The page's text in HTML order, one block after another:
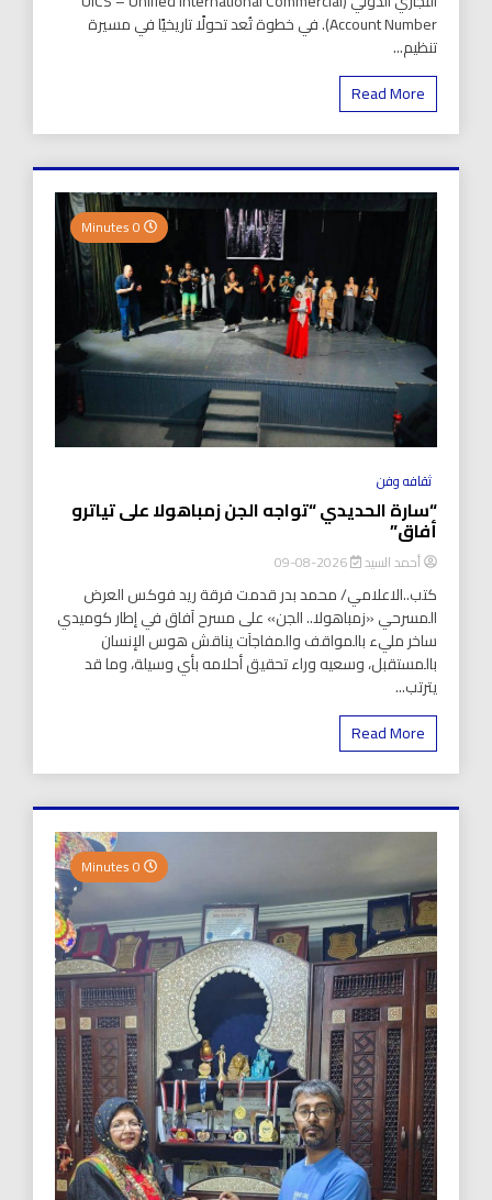
Account Number). في خطوة تُعد تحولًا تاريخيًا في مسيرة
تنظيم...
Read More
ثقافه وفن
“سارة الحديدي “تواجه الجن زمباهولا على تياترو
أفاق”
أحمد السيد 2026-08-09
كتب..الاعلامي/ محمد بدر قدمت فرقة ريد فوكس العرض
المسرحي «زمباهولا.. الجن» على مسرح آفاق في إطار كوميدي
ساخر مليء بالمواقف والمفاجآت يناقش هوس الإنسان
بالمستقبل، وسعيه وراء تحقيق أحلامه بأي وسيلة، وما قد
يترتب...
Read More